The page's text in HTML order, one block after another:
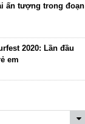
ấn tượng trong đoạn
2020: Lần đầu
em